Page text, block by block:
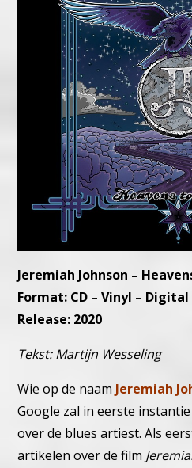
Jeremiah Johnson –
Format: CD – Vinyl –
Release: 2020
Tekst: Martijn Wesseling
Wie op de naam Jeremiah
Google zal in eerste
over de blues artiest. Als
artikelen over de film